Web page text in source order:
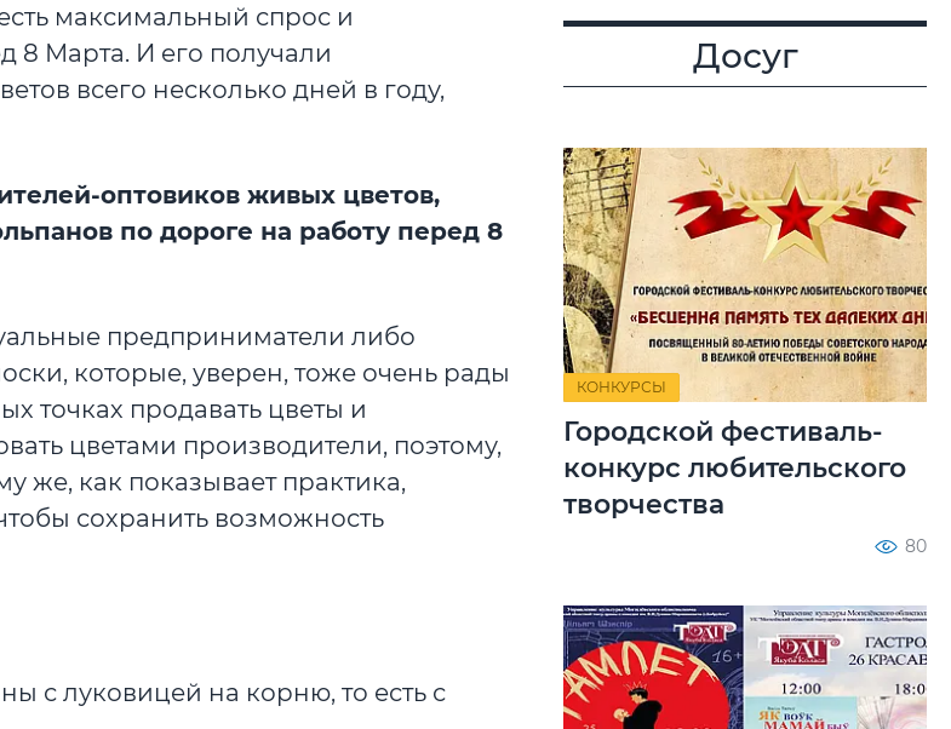
максимальный спрос и
8 Марта. И его получали
всего несколько дней в году,
оптовиков живых цветов,
по дороге на работу перед 8
предприниматели либо
которые, уверен, тоже очень рады
точках продавать цветы и
цветами производители, поэтому,
же, как показывает практика,
сохранить возможность
с луковицей на корню, то есть с
Досуг
КОНКУРСЫ
Городской фестиваль-
конкурс любительского
творчества
80